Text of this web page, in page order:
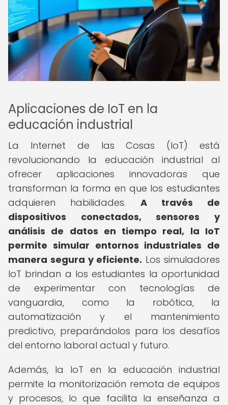
Aplicaciones de IoT en la
educación industrial
La Internet de las Cosas (IoT) está
revolucionando la educación industrial al
ofrecer aplicaciones innovadoras que
transforman la forma en que los estudiantes
adquieren habilidades. A través de
dispositivos conectados, sensores y
análisis de datos en tiempo real, la IoT
permite simular entornos industriales de
manera segura y eficiente. Los simuladores
IoT brindan a los estudiantes la oportunidad
de experimentar con tecnologías de
vanguardia, como la robótica, la
automatización y el mantenimiento
predictivo, preparándolos para los desafíos
del entorno laboral actual y futuro.
Además, la IoT en la educación industrial
permite la monitorización remota de equipos
y procesos, lo que facilita la enseñanza a